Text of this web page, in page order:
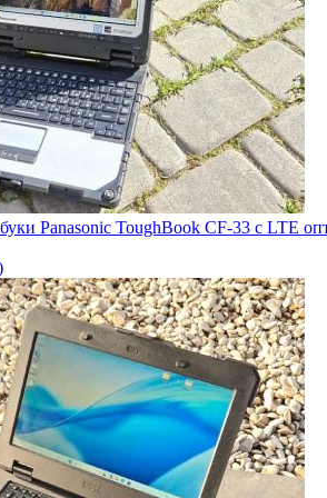
Panasonic ToughBook CF-33 с LTE